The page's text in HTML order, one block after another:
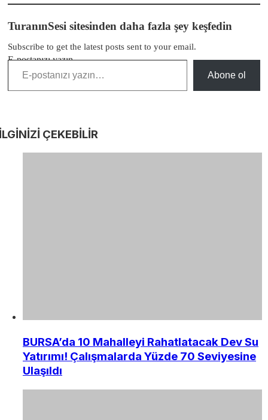
TuranınSesi sitesinden daha fazla şey keşfedin
Subscribe to get the latest posts sent to your email.
E-postanızı yazın…
Abone ol
ÇEKEBİLİR
BURSA’da 10 Mahalleyi Rahatlatacak Dev Su
Yatırımı! Çalışmalarda Yüzde 70 Seviyesine
Ulaşıldı